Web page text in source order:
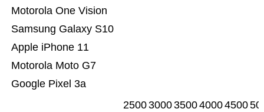
Google Pixel 3a
Motorola Moto G7
Apple iPhone 11
Samsung Galaxy S10
Motorola One Vision
25003000350040004500